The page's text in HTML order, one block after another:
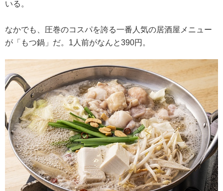
いる。
なかでも、圧巻のコスパを誇る一番人気の居酒屋メニュー
が「もつ鍋」だ。1人前がなんと390円。